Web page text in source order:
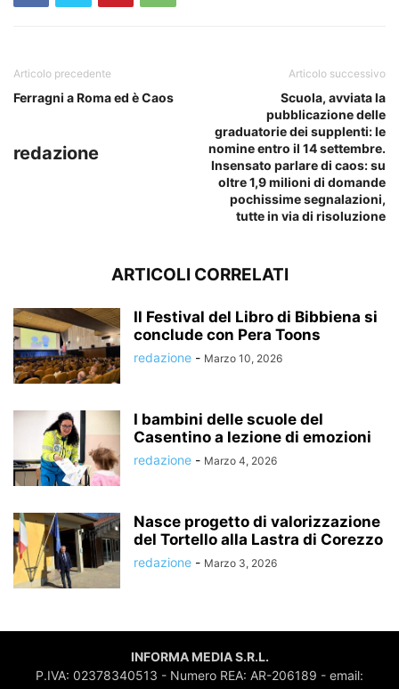
Articolo precedente
Ferragni a Roma ed è Caos
Articolo successivo
Scuola, avviata la
pubblicazione delle
graduatorie dei supplenti: le
nomine entro il 14 settembre.
Insensato parlare di caos: su
oltre 1,9 milioni di domande
pochissime segnalazioni,
tutte in via di risoluzione
redazione
ARTICOLI CORRELATI
Il Festival del Libro di Bibbiena si
conclude con Pera Toons
redazione - Marzo 10, 2026
I bambini delle scuole del
Casentino a lezione di emozioni
redazione - Marzo 4, 2026
Nasce progetto di valorizzazione
del Tortello alla Lastra di Corezzo
redazione - Marzo 3, 2026
INFORMA MEDIA S.R.L.
P.IVA: 02378340513 - Numero REA: AR-206189 - email: